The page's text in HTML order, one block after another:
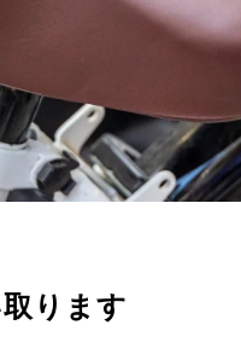
ります